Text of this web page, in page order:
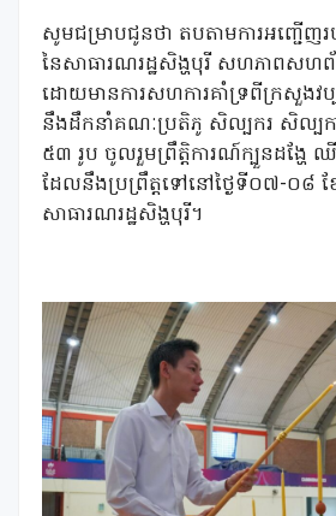
សូមជម្រាបជូនថា តបតាមការអញ្ជើ
នៃសាធារណរដ្ឋសិង្ហបុរី សហភាពសហព័
ដោយមានការសហការគាំទ្រពីក្រសួងវ
នឹងដឹកនាំគណៈប្រតិភូ សិល្បករ សិល្បក
៥៣ រូប ចូលរួមព្រឹត្តិការណ៍ក្បួនដង្ហែ
ដែលនឹងប្រព្រឹត្តទៅនៅថ្ងៃទី០៧-០៨ ខ
សាធារណរដ្ឋសិង្ហបុរី។